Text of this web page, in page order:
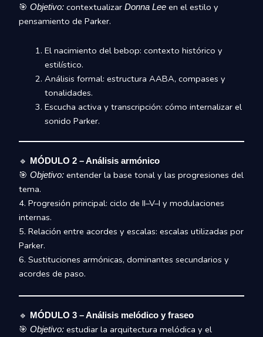
🎯Objetivo: contextualizarDonna Lee en el estilo y
pensamiento de Parker.
El nacimiento del bebop: contexto histórico y
estilístico.
Análisis formal: estructura AABA, compases y
tonalidades.
Escucha activa y transcripción: cómo internalizar el
sonido Parker.
🔹 MÓDULO 2 – Análisis armónico
🎯Objetivo: entender la base tonal y las progresiones del
tema.
4. Progresión principal: ciclo de II–V–I y modulaciones
internas.
5. Relación entre acordes y escalas: escalas utilizadas por
Parker.
6. Sustituciones armónicas, dominantes secundarios y
acordes de paso.
🔹 MÓDULO 3 – Análisis melódico y fraseo
🎯Objetivo: estudiar la arquitectura melódica y el